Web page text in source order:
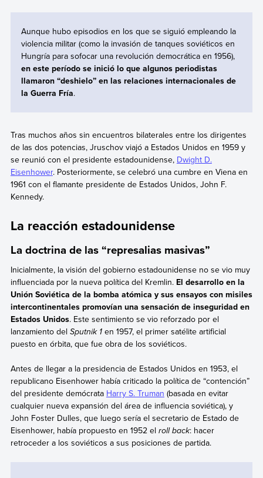
Aunque hubo episodios en los que se siguió empleando la
violencia militar (como la invasión de tanques soviéticos en
Hungría para sofocar una revolución democrática en 1956),
en este período se inició lo que algunos periodistas
llamaron “deshielo” en las relaciones internacionales de
la Guerra Fría.
Tras muchos años sin encuentros bilaterales entre los dirigentes
de las dos potencias, Jruschov viajó a Estados Unidos en 1959 y
se reunió con el presidente estadounidense, Dwight D.
Eisenhower. Posteriormente, se celebró una cumbre en Viena en
1961 con el flamante presidente de Estados Unidos, John F.
Kennedy.
La reacción estadounidense
La doctrina de las “represalias masivas”
Inicialmente, la visión del gobierno estadounidense no se vio muy
influenciada por la nueva política del Kremlin. El desarrollo en la
Unión Soviética de la bomba atómica y sus ensayos con misiles
intercontinentales promovían una sensación de inseguridad en
Estados Unidos. Este sentimiento se vio reforzado por el
lanzamiento del Sputnik 1 en 1957, el primer satélite artificial
puesto en órbita, que fue obra de los soviéticos.
Antes de llegar a la presidencia de Estados Unidos en 1953, el
republicano Eisenhower había criticado la política de “contención”
del presidente demócrata Harry S. Truman (basada en evitar
cualquier nueva expansión del área de influencia soviética), y
John Foster Dulles, que luego sería el secretario de Estado de
Eisenhower, había propuesto en 1952 el roll back: hacer
retroceder a los soviéticos a sus posiciones de partida.